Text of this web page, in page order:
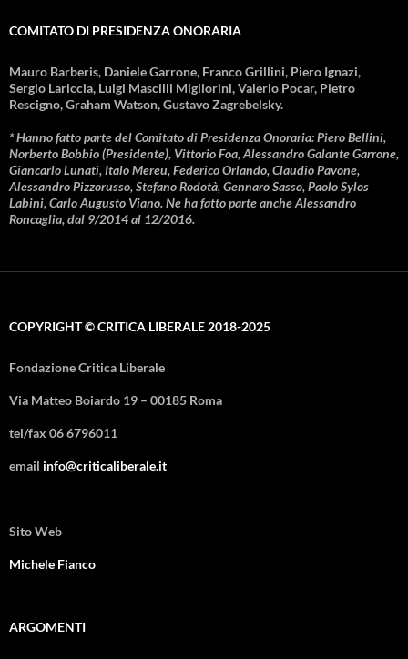
COMITATO DI PRESIDENZA ONORARIA
Mauro Barberis, Daniele Garrone, Franco Grillini, Piero Ignazi,
Sergio Lariccia, Luigi Mascilli Migliorini, Valerio Pocar, Pietro
Rescigno, Graham Watson, Gustavo Zagrebelsky.
* Hanno fatto parte del Comitato di Presidenza Onoraria: Piero Bellini,
Norberto Bobbio (Presidente), Vittorio Foa, Alessandro Galante Garrone,
Giancarlo Lunati, Italo Mereu, Federico Orlando, Claudio Pavone,
Alessandro Pizzorusso, Stefano Rodotà, Gennaro Sasso, Paolo Sylos
Labini, Carlo Augusto Viano. Ne ha fatto parte anche Alessandro
Roncaglia, dal 9/2014 al 12/2016.
COPYRIGHT © CRITICA LIBERALE 2018-2025
Fondazione Critica Liberale
Via Matteo Boiardo 19 – 00185 Roma
tel/fax 06 6796011
email info@criticaliberale.it
Sito Web
Michele Fianco
ARGOMENTI